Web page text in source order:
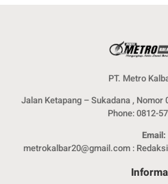
PT. Metro
Jalan Ketapang – Sukadana ,
Phone: 0812-
Email:
metrokalbar20@gmail.com :